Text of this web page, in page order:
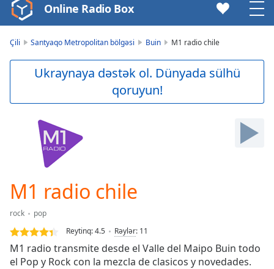
Video
Player
Skip
Loaded :
0.00%
Stream
TypeLIVE
Online Radio Box
Çili Santyaqo Metropolitan bölgəsi Buin M1 radio chile
Ukraynaya dəstək ol. Dünyada sülhü
qoruyun!
M1 radio chile
rock
pop
Reytinq:4.5 Rəylər: 11
M1 radio transmite desde el Valle del Maipo Buin todo
el Pop y Rock con la mezcla de clasicos y novedades.